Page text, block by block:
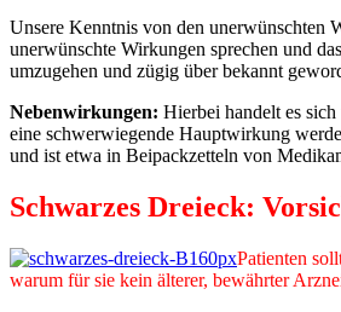
Unsere Kenntnis von den unerwünschten
unerwünschte Wirkungen sprechen und
umzugehen und zügig über bekannt
Nebenwirkungen: Hierbei handelt es
eine schwerwiegende Hauptwirkung
und ist etwa in Beipackzetteln von
Schwarzes Dreieck:
Patienten
warum für sie kein älterer, bewährter